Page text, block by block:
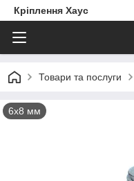
Кріплення Хаус
Товари та послуги
6х8 мм